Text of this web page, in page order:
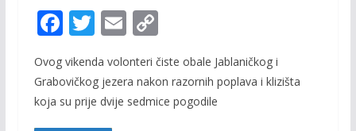
F
ac
e
b
T
w
itt
er
E
ai
l
C
o
p
y
Ovog vikenda volonteri čiste obale Jablaničkog i
Grabovičkog jezera nakon razornih poplava i klizišta
koja su prije dvije sedmice pogodile